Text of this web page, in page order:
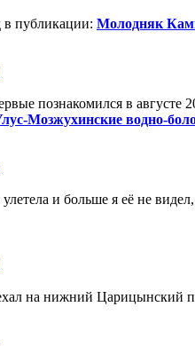
в публикации: Молодняк
познакомился в августе
Мозжухинские водно-
и больше я её не видел,
на нижний Царицынский